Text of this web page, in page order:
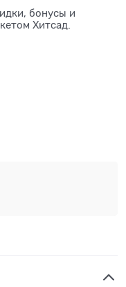
бонусы и
Хитсад.